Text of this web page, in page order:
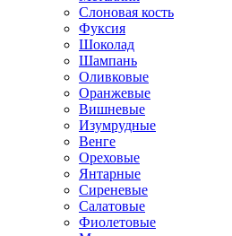
Слоновая кость
Фуксия
Шоколад
Шампань
Оливковые
Оранжевые
Вишневые
Изумрудные
Венге
Ореховые
Янтарные
Сиреневые
Салатовые
Фиолетовые